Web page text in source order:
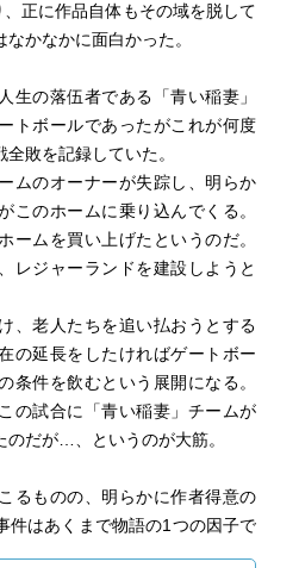
正に作品自体もその域を脱して
かなかに面白かった。
生の落伍者である「青い稲妻」
トボールであったがこれが何度
敗を記録していた。
ムのオーナーが失踪し、明らか
このホームに乗り込んでくる。
ームを買い上げたというのだ。
レジャーランドを建設しようと
、老人たちを追い払おうとする
の延長をしたければゲートボー
条件を飲むという展開になる。
の試合に「青い稲妻」チームが
だが…、というのが大筋。
るものの、明らかに作者得意の
件はあくまで物語の1つの因子で